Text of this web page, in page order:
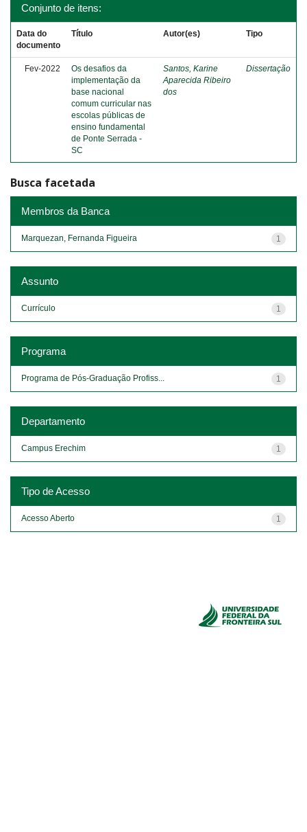
Conjunto de itens:
Data do
documento
Título Autor(es) Tipo
Fev-2022
Os desafios da
implementação da
base nacional
comum curricular nas
escolas públicas de
ensino fundamental
de Ponte Serrada -
SC
Santos, Karine
Aparecida Ribeiro
dos
Dissertação
Busca facetada
Membros da Banca
1
Marquezan, Fernanda Figueira
Assunto
1
Currículo
Programa
1
Programa de Pós-Graduação Profiss...
Departamento
1
Campus Erechim
Tipo de Acesso
1
Acesso Aberto